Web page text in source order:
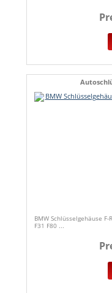
BMW Schlüsselgehäuse
F31 F80 ...